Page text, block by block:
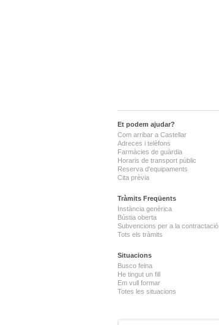
Et podem ajudar?
Com arribar a Castellar
Adreces i telèfons
Farmàcies de guàrdia
Horaris de transport públic
Reserva d'equipaments
Cita prèvia
Tràmits Freqüents
Instància genèrica
Bústia oberta
Subvencions per a la contractació
Tots els tràmits
Situacions
Busco feina
He tingut un fill
Em vull formar
Totes les situacions